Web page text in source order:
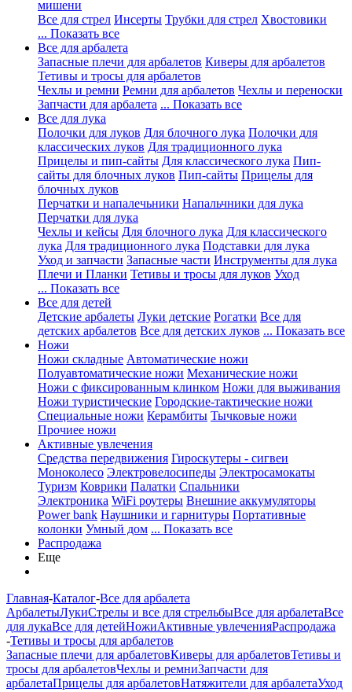
мишени
Все для стрел Инсерты Трубки для стрел Хвостовики
... Показать все
Все для арбалета
Запасные плечи для арбалетов Киверы для арбалетов
Тетивы и тросы для арбалетов
Чехлы и ремни Ремни для арбалетов Чехлы и переноски
Запчасти для арбалета ... Показать все
Все для лука
Полочки для луков Для блочного лука Полочки для
классических луков Для традиционного лука
Прицелы и пип-сайты Для классического лука Пип-
сайты для блочных луков Пип-сайты Прицелы для
блочных луков
Перчатки и напалечьники Напальчники для лука
Перчатки для лука
Чехлы и кейсы Для блочного лука Для классического
лука Для традиционного лука Подставки для лука
Уход и запчасти Запасные части Инструменты для лука
Плечи и Планки Тетивы и тросы для луков Уход
... Показать все
Все для детей
Детские арбалеты Луки детские Рогатки Все для
детских арбалетов Все для детских луков ... Показать все
Ножи
Ножи складные Автоматические ножи
Полуавтоматические ножи Механические ножи
Ножи с фиксированным клинком Ножи для выживания
Ножи туристические Городские-тактические ножи
Специальные ножи Керамбиты Тычковые ножи
Прочиее ножи
Активные увлечения
Средства передвижения Гироскутеры - сигвеи
Моноколесо Электровелосипеды Электросамокаты
Туризм Коврики Палатки Спальники
Электроника WiFi роутеры Внешние аккумуляторы
Power bank Наушники и гарнитуры Портативные
колонки Умный дом ... Показать все
Распродажа
Еще
Главная-Каталог-Все для арбалета
АрбалетыЛукиСтрелы и все для стрельбыВсе для арбалетаВсе
для лукаВсе для детейНожиАктивные увлеченияРаспродажа
-Тетивы и тросы для арбалетов
Запасные плечи для арбалетовКиверы для арбалетовТетивы и
тросы для арбалетовЧехлы и ремниЗапчасти для
арбалетаПрицелы для арбалетовНатяжители для арбалетаУход